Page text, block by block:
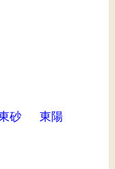
砂 東陽